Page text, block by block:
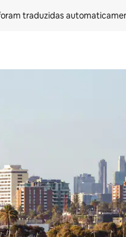
traduzidas
para cima e para baixo do